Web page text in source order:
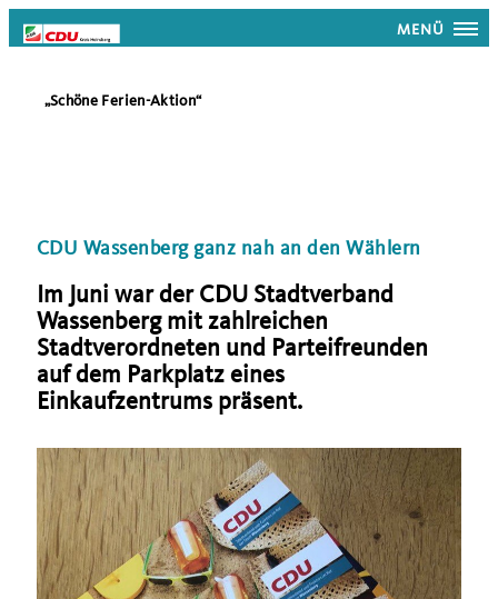
MENÜ
Schöne Ferien-Aktion“
CDU Wassenberg ganz nah an den Wählern
Im Juni war der CDU Stadtverband
Wassenberg mit zahlreichen
Stadtverordneten und Parteifreunden
auf dem Parkplatz eines
Einkaufzentrums präsent.